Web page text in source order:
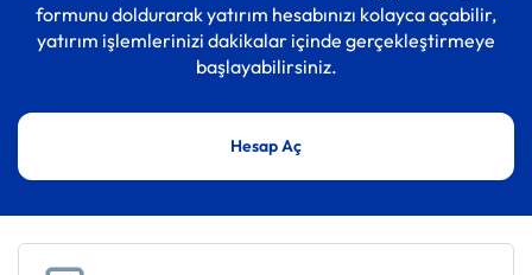
formunu doldurarak yatırım hesabınızı kolayca açabilir,
yatırım işlemlerinizi dakikalar içinde gerçekleştirmeye
başlayabilirsiniz.
Hesap Aç